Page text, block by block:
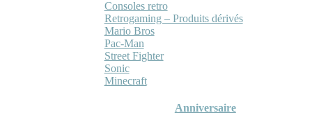
Consoles retro
Retrogaming – Produits dérivés
Mario Bros
Pac-Man
Street Fighter
Sonic
Minecraft
Anniversaire